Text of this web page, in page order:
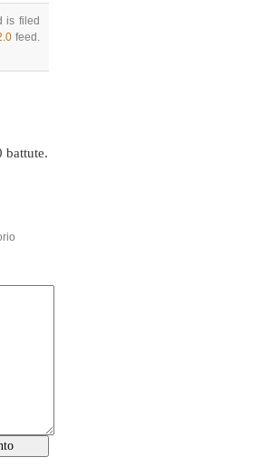
is filed
feed.
battute.